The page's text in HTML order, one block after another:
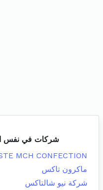
شركات في نفس
MCH CONFECTION
ماكرون تاكس
شركة نيو شالتاكس